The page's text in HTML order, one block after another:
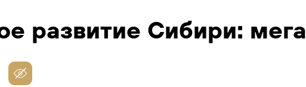
развитие Сибири: